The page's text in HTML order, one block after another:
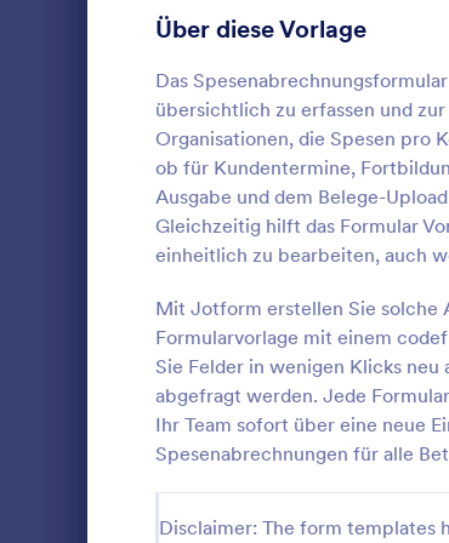
Über diese Vorlage
Das
übersichtlich zu erfassen und
Organisationen, die Spesen pro
ob für Kundentermine,
Ausgabe und dem Belege-
Gleichzeitig hilft das Formular
einheitlich zu bearbeiten, auch
Mit Jotform erstellen Sie solche
Formularvorlage mit einem
Sie Felder in wenigen Klicks
abgefragt werden. Jede
Ihr Team sofort über eine neue
Spesenabrechnungen für alle
Disclaimer: The form templates
Anmeldeformulare
Abstimmung 35
Abstract-Formulare
Genehmigungsformulare 91
Bewertungsformulare 74
Audit Formulare 63
Award-Formulare 16
Formulare für Berechnungen 17